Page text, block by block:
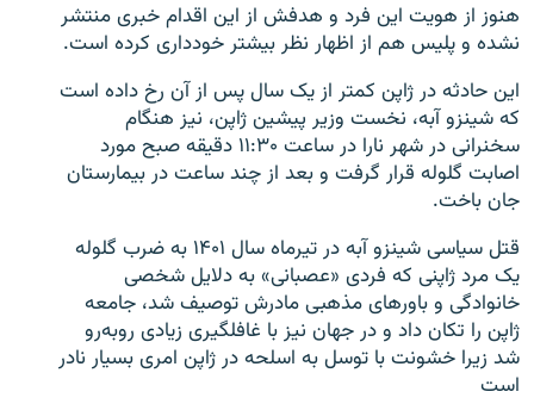
هنوز از هویت این فرد و هدفش از این اقدام خبری منتشر
نشده و پلیس هم از اظهار نظر بیشتر خودداری کرده است.
این حادثه در ژاپن کمتر از یک سال پس از آن رخ داده است
که شینزو آبه، نخست وزیر پیشین ژاپن، نیز هنگام
سخنرانی در شهر نارا در ساعت ۱۱:۳۰ دقیقه صبح مورد
اصابت گلوله قرار گرفت و بعد از چند ساعت در بیمارستان
جان باخت.
قتل سیاسی شینزو آبه در تیرماه سال ۱۴۰۱ به ضرب گلوله
یک مرد ژاپنی که فردی «عصبانی» به دلایل شخصی
خانوادگی و باورهای مذهبی مادرش توصیف شد، جامعه
ژاپن را تکان داد و در جهان نیز با غافلگیری زیادی روبه‌رو
شد زیرا خشونت با توسل به اسلحه در ژاپن امری بسیار نادر
است